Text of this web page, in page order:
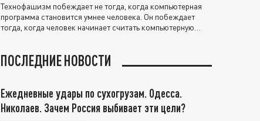
Технофашизм побеждает не тогда, когда компьютерная
программа становится умнее человека. Он побеждает
тогда, когда человек начинает считать компьютерную
ПОСЛЕДНИЕ НОВОСТИ
Ежедневные удары по сухогрузам. Одесса.
Николаев. Зачем Россия выбивает эти цели?